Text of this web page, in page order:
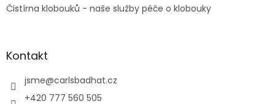
Čistírna klobouků - naše služby péče o klobouky
Kontakt
jsme@carlsbadhat.cz
+420 777 560 505